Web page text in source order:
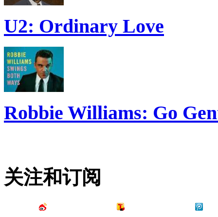
U2: Ordinary Love
Robbie Williams: Go
关注和订阅